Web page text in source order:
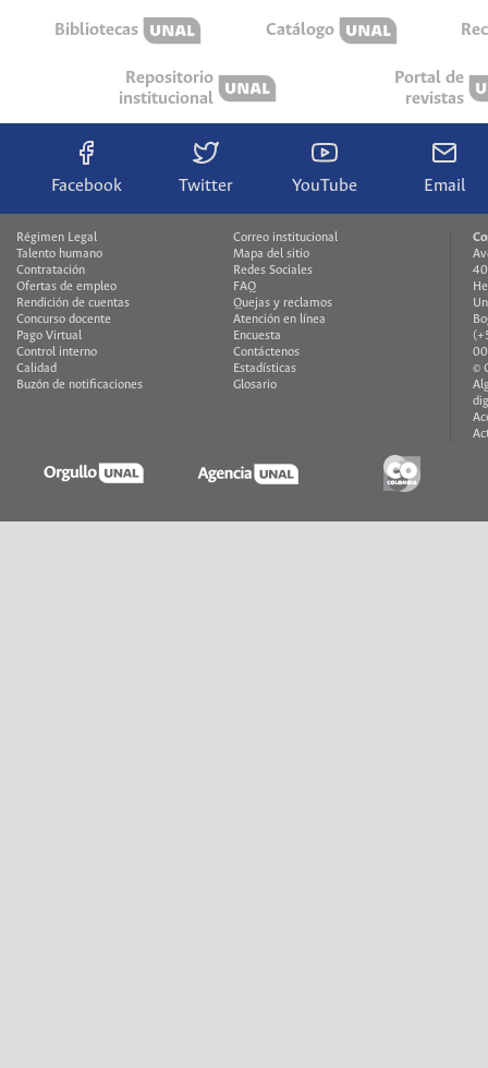
Bibliotecas Catálogo
Repositorio
institucional
Portal de
revistas
Facebook Twitter YouTube Email
Régimen Legal
Talento humano
Contratación
Ofertas de empleo
Rendición de cuentas
Concurso docente
Pago Virtual
Control interno
Calidad
Buzón de notificaciones
Correo institucional
Mapa del sitio
Redes Sociales
FAQ
Quejas y reclamos
Atención en línea
Encuesta
Contáctenos
Estadísticas
Glosario
©